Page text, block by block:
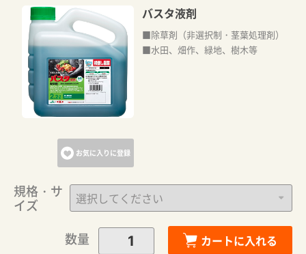
お気に入りに登録
バスタ液剤
■除草剤（非選択制・茎葉処理剤）
■水田、畑作、緑地、樹木等
規格・サ
イズ
数量
カートに入れる
カートに追加しました。